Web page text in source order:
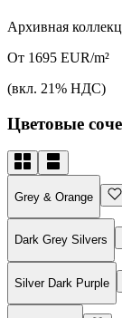
Архивная
От 1695 EUR/m²
(вкл. 21% НДС)
Цветовые
Grey & Orange
Dark Grey Silvers
Silver Dark Purple